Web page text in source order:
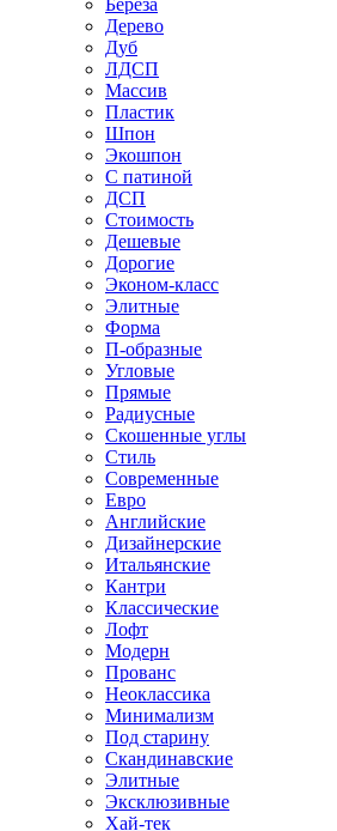
Береза
Дерево
Дуб
ЛДСП
Массив
Пластик
Шпон
Экошпон
С патиной
ДСП
Стоимость
Дешевые
Дорогие
Эконом-класс
Элитные
Форма
П-образные
Угловые
Прямые
Радиусные
Скошенные углы
Стиль
Современные
Евро
Английские
Дизайнерские
Итальянские
Кантри
Классические
Лофт
Модерн
Прованс
Неоклассика
Минимализм
Под старину
Скандинавские
Элитные
Эксклюзивные
Хай-тек